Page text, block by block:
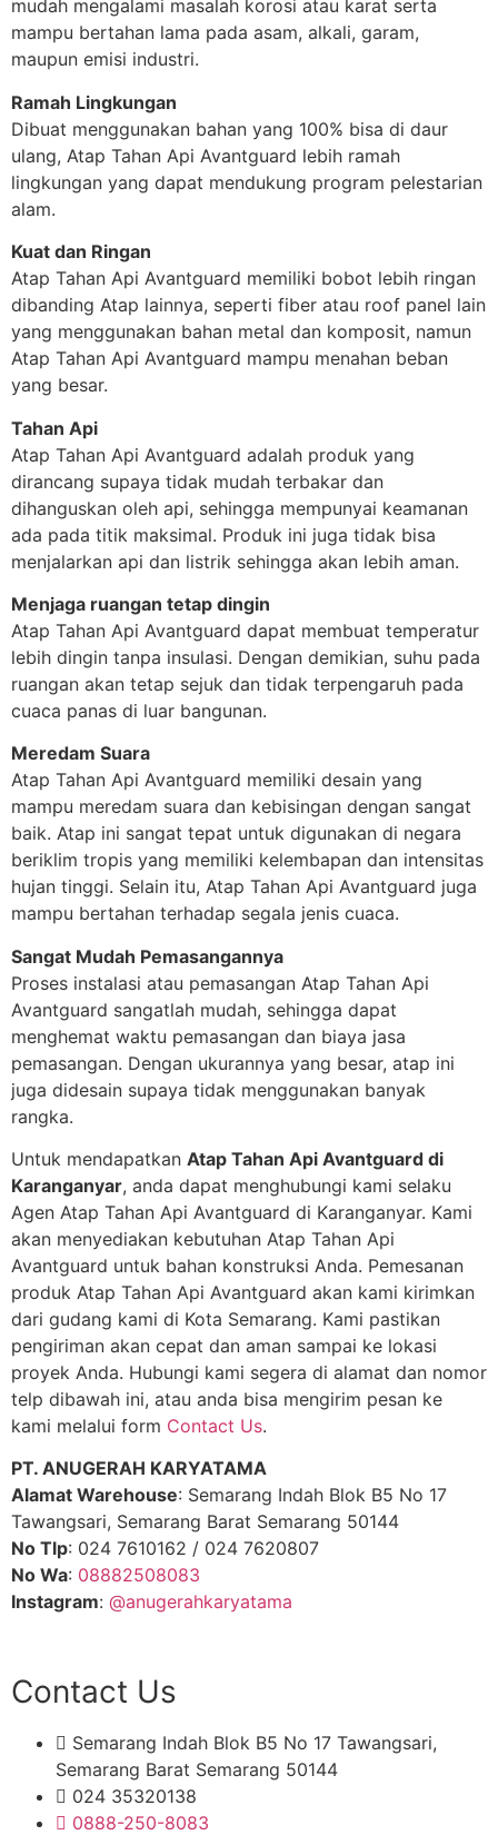
mudah mengalami masalah korosi atau karat serta
mampu bertahan lama pada asam, alkali, garam,
maupun emisi industri.
Ramah Lingkungan
Dibuat menggunakan bahan yang 100% bisa di daur
ulang, Atap Tahan Api Avantguard lebih ramah
lingkungan yang dapat mendukung program pelestarian
alam.
Kuat dan Ringan
Atap Tahan Api Avantguard memiliki bobot lebih ringan
dibanding Atap lainnya, seperti fiber atau roof panel lain
yang menggunakan bahan metal dan komposit, namun
Atap Tahan Api Avantguard mampu menahan beban
yang besar.
Tahan Api
Atap Tahan Api Avantguard adalah produk yang
dirancang supaya tidak mudah terbakar dan
dihanguskan oleh api, sehingga mempunyai keamanan
ada pada titik maksimal. Produk ini juga tidak bisa
menjalarkan api dan listrik sehingga akan lebih aman.
Menjaga ruangan tetap dingin
Atap Tahan Api Avantguard dapat membuat temperatur
lebih dingin tanpa insulasi. Dengan demikian, suhu pada
ruangan akan tetap sejuk dan tidak terpengaruh pada
cuaca panas di luar bangunan.
Meredam Suara
Atap Tahan Api Avantguard memiliki desain yang
mampu meredam suara dan kebisingan dengan sangat
baik. Atap ini sangat tepat untuk digunakan di negara
beriklim tropis yang memiliki kelembapan dan intensitas
hujan tinggi. Selain itu, Atap Tahan Api Avantguard juga
mampu bertahan terhadap segala jenis cuaca.
Sangat Mudah Pemasangannya
Proses instalasi atau pemasangan Atap Tahan Api
Avantguard sangatlah mudah, sehingga dapat
menghemat waktu pemasangan dan biaya jasa
pemasangan. Dengan ukurannya yang besar, atap ini
juga didesain supaya tidak menggunakan banyak
rangka.
Untuk mendapatkan Atap Tahan Api Avantguard di
Karanganyar, anda dapat menghubungi kami selaku
Agen Atap Tahan Api Avantguard di Karanganyar. Kami
akan menyediakan kebutuhan Atap Tahan Api
Avantguard untuk bahan konstruksi Anda. Pemesanan
produk Atap Tahan Api Avantguard akan kami kirimkan
dari gudang kami di Kota Semarang. Kami pastikan
pengiriman akan cepat dan aman sampai ke lokasi
proyek Anda. Hubungi kami segera di alamat dan nomor
telp dibawah ini, atau anda bisa mengirim pesan ke
kami melalui form Contact Us.
PT. ANUGERAH KARYATAMA
Alamat Warehouse: Semarang Indah Blok B5 No 17
Tawangsari, Semarang Barat Semarang 50144
No Tlp: 024 7610162 / 024 7620807
No Wa: 08882508083
Instagram: @anugerahkaryatama
Contact Us
Semarang Indah Blok B5 No 17 Tawangsari,
Semarang Barat Semarang 50144
024 35320138
0888-250-8083